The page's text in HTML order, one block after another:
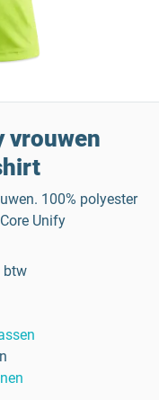
vrouwen
100% polyester
Unify
btw